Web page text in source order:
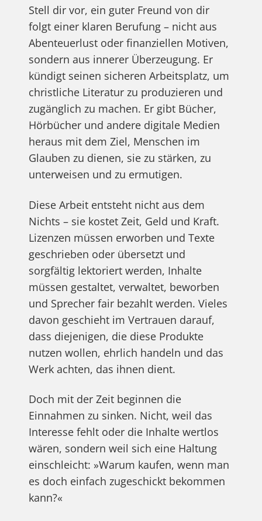
Stell dir vor, ein guter Freund von dir
folgt einer klaren Berufung – nicht aus
Abenteuerlust oder finanziellen Motiven,
sondern aus innerer Überzeugung. Er
kündigt seinen sicheren Arbeitsplatz, um
christliche Literatur zu produzieren und
zugänglich zu machen. Er gibt Bücher,
Hörbücher und andere digitale Medien
heraus mit dem Ziel, Menschen im
Glauben zu dienen, sie zu stärken, zu
unterweisen und zu ermutigen.
Diese Arbeit entsteht nicht aus dem
Nichts – sie kostet Zeit, Geld und Kraft.
Lizenzen müssen erworben und Texte
geschrieben oder übersetzt und
sorgfältig lektoriert werden, Inhalte
müssen gestaltet, verwaltet, beworben
und Sprecher fair bezahlt werden. Vieles
davon geschieht im Vertrauen darauf,
dass diejenigen, die diese Produkte
nutzen wollen, ehrlich handeln und das
Werk achten, das ihnen dient.
Doch mit der Zeit beginnen die
Einnahmen zu sinken. Nicht, weil das
Interesse fehlt oder die Inhalte wertlos
wären, sondern weil sich eine Haltung
einschleicht: »Warum kaufen, wenn man
es doch einfach zugeschickt bekommen
kann?«